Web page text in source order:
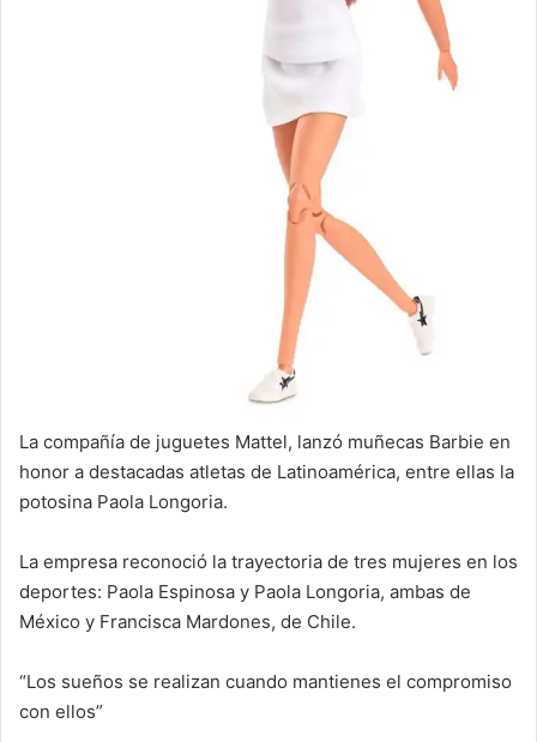
La compañía de juguetes Mattel, lanzó muñecas Barbie en
honor a destacadas atletas de Latinoamérica, entre ellas la
potosina Paola Longoria.
La empresa reconoció la trayectoria de tres mujeres en los
deportes: Paola Espinosa y Paola Longoria, ambas de
México y Francisca Mardones, de Chile.
“Los sueños se realizan cuando mantienes el compromiso
con ellos”